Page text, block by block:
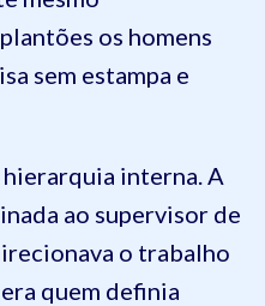
os homens
sem estampa e
interna. A
ao supervisor de
o trabalho
quem definia